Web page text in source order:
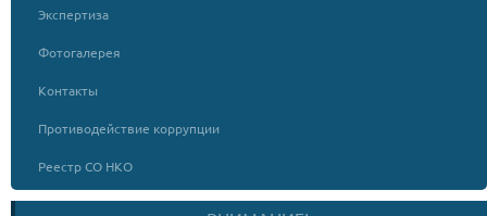
Экспертиза
Фотогалерея
Контакты
Противодействие коррупции
Реестр СО НКО